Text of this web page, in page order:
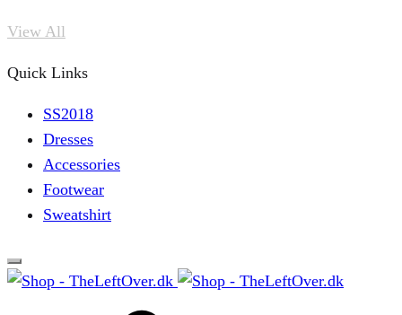
View All
Quick Links
SS2018
Dresses
Accessories
Footwear
Sweatshirt